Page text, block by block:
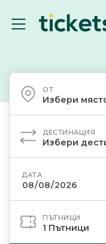
ОТ
Избери
ДЕСТИНАЦИЯ
Избери
ДАТА
ПЪТНИЦИ
1 Пътници